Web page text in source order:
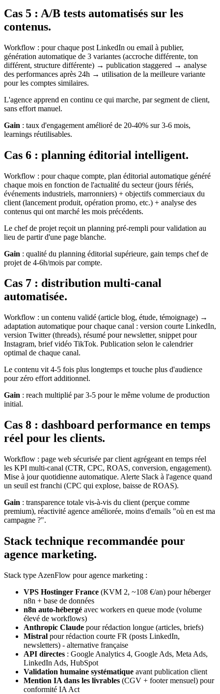
Cas 5 : A/B tests automatisés sur les
contenus.
Workflow : pour chaque post LinkedIn ou email à publier,
génération automatique de 3 variantes (accroche différente, ton
différent, structure différente) → publication staggered → analyse
des performances après 24h → utilisation de la meilleure variante
pour les comptes similaires.
L'agence apprend en continu ce qui marche, par segment de client,
sans effort manuel.
Gain : taux d'engagement amélioré de 20-40% sur 3-6 mois,
learnings réutilisables.
Cas 6 : planning éditorial intelligent.
Workflow : pour chaque compte, plan éditorial automatique généré
chaque mois en fonction de l'actualité du secteur (jours fériés,
événements industriels, marronniers) + objectifs commerciaux du
client (lancement produit, opération promo, etc.) + analyse des
contenus qui ont marché les mois précédents.
Le chef de projet reçoit un planning pré-rempli pour validation au
lieu de partir d'une page blanche.
Gain : qualité du planning éditorial supérieure, gain temps chef de
projet de 4-6h/mois par compte.
Cas 7 : distribution multi-canal
automatisée.
Workflow : un contenu validé (article blog, étude, témoignage) →
adaptation automatique pour chaque canal : version courte LinkedIn,
version Twitter (threads), résumé pour newsletter, snippet pour
Instagram, brief vidéo TikTok. Publication selon le calendrier
optimal de chaque canal.
Le contenu vit 4-5 fois plus longtemps et touche plus d'audience
pour zéro effort additionnel.
Gain : reach multiplié par 3-5 pour le même volume de production
initial.
Cas 8 : dashboard performance en temps
réel pour les clients.
Workflow : page web sécurisée par client agrégeant en temps réel
les KPI multi-canal (CTR, CPC, ROAS, conversion, engagement).
Mise à jour quotidienne automatique. Alerte Slack à l'agence quand
un seuil est franchi (CPC qui explose, baisse de ROAS).
Gain : transparence totale vis-à-vis du client (perçue comme
premium), réactivité agence améliorée, moins d'emails "où en est ma
campagne ?".
Stack technique recommandée pour
agence marketing.
Stack type AzenFlow pour agence marketing :
VPS Hostinger France (KVM 2, ~108 €/an) pour héberger
n8n + base de données
n8n auto-hébergé avec workers en queue mode (volume
élevé de workflows)
Anthropic Claude pour rédaction longue (articles, briefs)
Mistral pour rédaction courte FR (posts LinkedIn,
newsletters) - alternative française
API directes : Google Analytics 4, Google Ads, Meta Ads,
LinkedIn Ads, HubSpot
Validation humaine systématique avant publication client
Mention IA dans les livrables (CGV + footer mensuel) pour
conformité IA Act